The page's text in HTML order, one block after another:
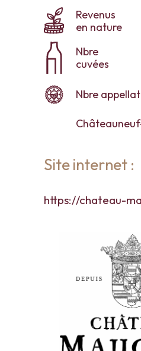
Revenus
en nature
Nbre
cuvées
Nbre
Site internet :
https://chateau-